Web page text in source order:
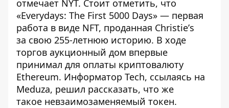
отмечает NYT. Стоит отметить, что
«Everydays: The First 5000 Days» — первая
работа в виде NFT, проданная Christieʼs
за свою 255-летнюю историю. В ходе
торгов аукционный дом впервые
принимал для оплаты криптовалюту
Ethereum. Информатор Tech, ссылаясь на
Meduza, решил рассказать, что же
такое невзаимозаменяемый токен.